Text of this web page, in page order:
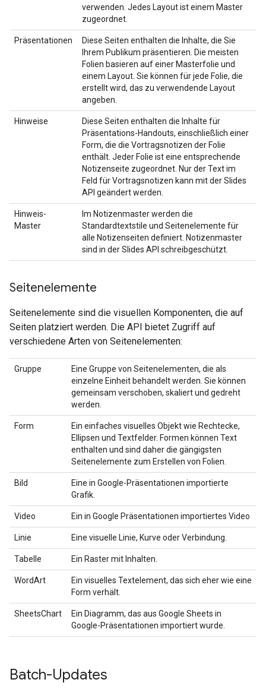
verwenden. Jedes Layout ist einem Master
zugeordnet.
Präsentationen
Diese Seiten enthalten die Inhalte, die Sie
Ihrem Publikum präsentieren. Die meisten
Folien basieren auf einer Masterfolie und
einem Layout. Sie können für jede Folie, die
erstellt wird, das zu verwendende Layout
angeben.
Hinweise
Diese Seiten enthalten die Inhalte für
Präsentations-Handouts, einschließlich einer
Form, die die Vortragsnotizen der Folie
enthält. Jeder Folie ist eine entsprechende
Notizenseite zugeordnet. Nur der Text im
Feld für Vortragsnotizen kann mit der Slides
API geändert werden.
Hinweis-
Master
Im Notizenmaster werden die
Standardtextstile und Seitenelemente für
alle Notizenseiten definiert. Notizenmaster
sind in der Slides API schreibgeschützt.
Seitenelemente
Seitenelemente sind die visuellen Komponenten, die auf
Seiten platziert werden. Die API bietet Zugriff auf
verschiedene Arten von Seitenelementen:
Gruppe
Eine Gruppe von Seitenelementen, die als
einzelne Einheit behandelt werden. Sie können
gemeinsam verschoben, skaliert und gedreht
werden.
Form
Ein einfaches visuelles Objekt wie Rechtecke,
Ellipsen und Textfelder. Formen können Text
enthalten und sind daher die gängigsten
Seitenelemente zum Erstellen von Folien.
Bild
Eine in Google-Präsentationen importierte
Grafik.
Video Ein in Google Präsentationen importiertes Video
Linie Eine visuelle Linie, Kurve oder Verbindung.
Tabelle Ein Raster mit Inhalten.
WordArt
Ein visuelles Textelement, das sich eher wie eine
Form verhält.
SheetsChart
Ein Diagramm, das aus Google Sheets in
Google-Präsentationen importiert wurde.
Batch-Updates